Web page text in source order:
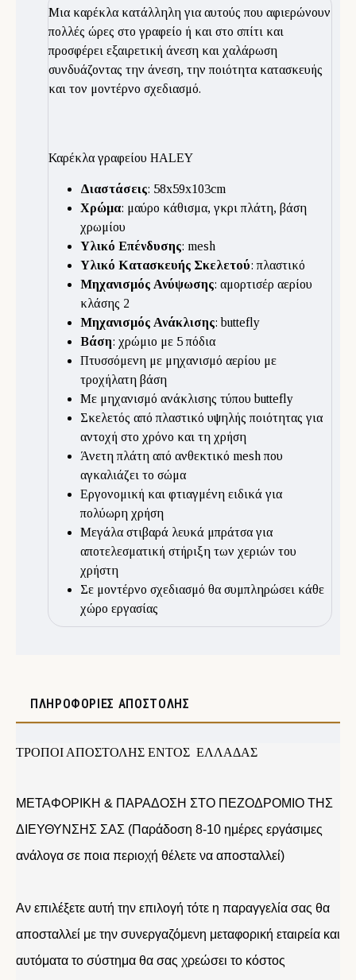
Μια καρέκλα κατάλληλη για αυτούς που αφιερώνουν
πολλές ώρες στο γραφείο ή και στο σπίτι και
προσφέρει εξαιρετική άνεση και χαλάρωση
συνδυάζοντας την άνεση, την ποιότητα κατασκευής
και τον μοντέρνο σχεδιασμό.
Καρέκλα γραφείου HALEY
Διαστάσεις: 58x59x103cm
Χρώμα: μαύρο κάθισμα, γκρι πλάτη, βάση
χρωμίου
Υλικό Επένδυσης: mesh
Υλικό Κατασκευής Σκελετού: πλαστικό
Μηχανισμός Ανύψωσης: αμορτισέρ αερίου
κλάσης 2
Μηχανισμός Ανάκλισης: buttefly
Βάση: χρώμιο με 5 πόδια
Πτυσσόμενη με μηχανισμό αερίου με
τροχήλατη βάση
Με μηχανισμό ανάκλισης τύπου buttefly
Σκελετός από πλαστικό υψηλής ποιότητας για
αντοχή στο χρόνο και τη χρήση
Άνετη πλάτη από ανθεκτικό mesh που
αγκαλιάζει το σώμα
Εργονομική και φτιαγμένη ειδικά για
πολύωρη χρήση
Μεγάλα στιβαρά λευκά μπράτσα για
αποτελεσματική στήριξη των χεριών του
χρήστη
Σε μοντέρνο σχεδιασμό θα συμπληρώσει κάθε
χώρο εργασίας
ΠΛΗΡΟΦΟΡΊΕΣ ΑΠΟΣΤΟΛΉΣ
ΤΡΟΠΟΙ ΑΠΟΣΤΟΛΗΣ ΕΝΤΟΣ ΕΛΛΑΔΑΣ
ΜΕΤΑΦΟΡΙΚΗ & ΠΑΡΑΔΟΣΗ ΣΤΟ ΠΕΖΟΔΡΟΜΙΟ ΤΗΣ
ΔΙΕΥΘΥΝΣΗΣ ΣΑΣ (Παράδοση 8-10 ημέρες εργάσιμες
ανάλογα σε ποια περιοχή θέλετε να αποσταλλεί)
Αν επιλέξετε αυτή την επιλογή τότε η παραγγελία σας θα
αποσταλλεί με την συνεργαζόμενη μεταφορική εταιρεία και
αυτόματα το σύστημα θα σας χρεώσει το κόστος